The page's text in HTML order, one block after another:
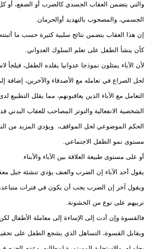
والتي يتضمن العقاب الجسدي كالضرب أو الصفع، أو كل
الجسمي، والمصحوب بالتهديد أوالحرمان.
إن هذا العقاب يتضمن نتائج سلبية كثيرة حسب ما أثبتته
كأن ينشأ الطفل على تعلم السلوك العدواني.
لأن الآباء يمثلون نموذجا عدوانيا يقلده الطفل، فيلجأ
لحل الصراع في تعامله مع الأصدقاء والآخرين، إضافة
التعامل مع الآباء الذين يعاقبونهم، مما يقلل التطبيع
الشخصية الانفعالية والتوتر المصاحب للعقاب البدني
الحكم الموضوعي لحل المواقف، ويؤدي المزيد من
مستوى نمو الطفل الاجتماعي.
أو على مستوى طبيعة العلاقة بين الآباء والأبناء.
يقول أحد الآباء إن الضرب والعنف يؤدي تنشئة جيل
ويقول آخر إن الضرب يجب أن يكون في فترات
نربيهم على نوع من الخشونة.
فالقسوة وإن أدت إلى الإساءة إلى معاملة الأطفال لكن
ويقابل القسوة، التساهل الذي يشجع الطفل على